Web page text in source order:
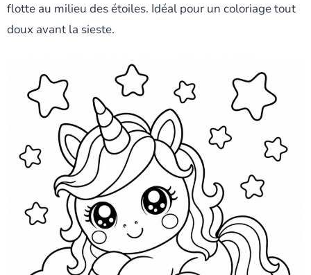
flotte au milieu des étoiles. Idéal pour un coloriage tout
doux avant la sieste.